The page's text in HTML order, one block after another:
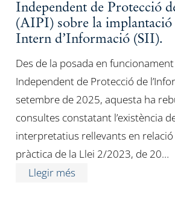
Independent de Protecció
(AIPI) sobre la implantació
Intern d’Informació (SII).
Des de la posada en
Independent de Protecció de
setembre de 2025, aquesta ha
consultes constatant l’existència
interpretatius rellevants en relació
pràctica de la Llei 2/2023, de 20…
Llegir més